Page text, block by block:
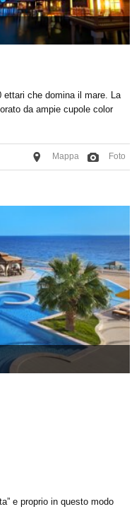
ettari che domina il mare. La
da ampie cupole color
Foto
Mappa
e proprio in questo modo